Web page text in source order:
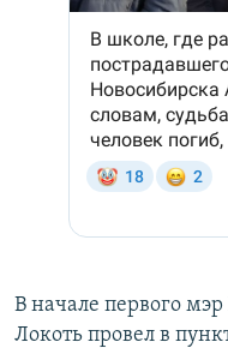
В начале первого
Локоть провел в